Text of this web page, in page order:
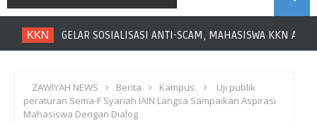
KKN GELAR SOSIALISASI ANTI-SCAM, MAHASISWA KKN ASAH
ZAWIYAH NEWS Berita Kampus.
Uji publik
peraturan Sema-F Syariah IAIN Langsa Sampaikan Aspirasi
Mahasiswa Dengan Dialog